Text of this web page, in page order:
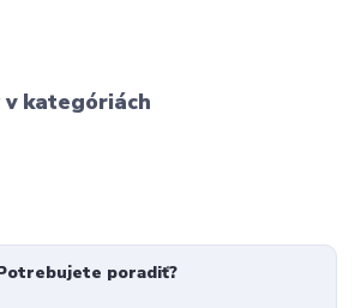
v kategóriách
poradiť?